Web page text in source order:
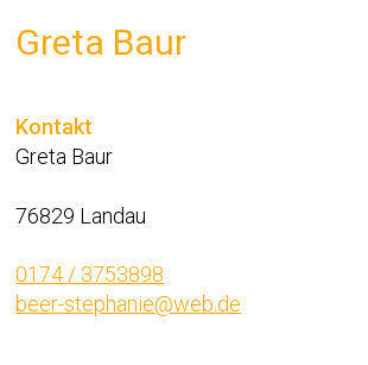
Greta Baur
Kontakt
Greta Baur
76829 Landau
0174 / 3753898
beer-stephanie@web.de